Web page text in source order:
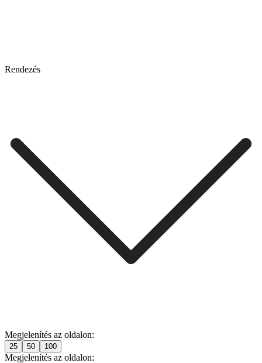
Rendezés
Megjelenítés az oldalon:
25 50 100
Megjelenítés az oldalon: